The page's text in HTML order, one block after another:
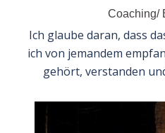
Coaching/
Ich glaube daran, dass
ich von jemandem
gehört, verstanden